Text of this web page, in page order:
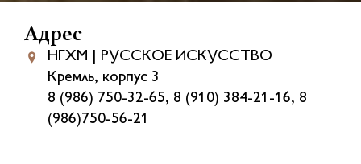
Адрес
НГХМ | РУССКОЕ ИСКУССТВО
Кремль, корпус 3
8 (986) 750-32-65, 8 (910) 384-21-16, 8
(986)750-56-21